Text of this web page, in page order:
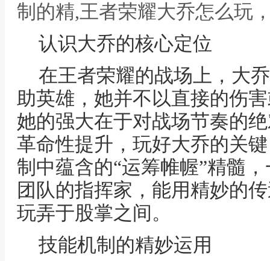
制的精,王者荣耀大乔怎么玩
认识大乔的核心定位
在王者荣耀的战场上，大
助英雄，她并不以直接的伤
她的强大在于对战场节奏的
革命性提升，玩好大乔的关
制中蕴含的“运筹帷幄”精髓
团队的指挥家，能用精妙的
玩弄于股掌之间。
技能机制的精妙运用